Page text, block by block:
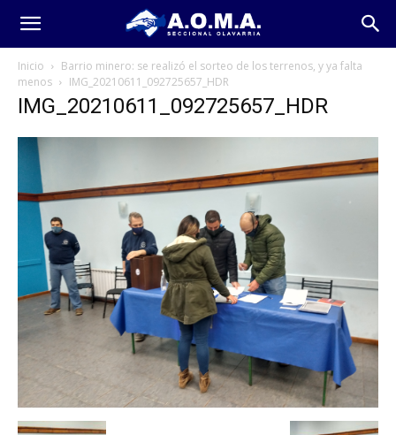
Inicio
Barrio minero: se realizó el sorteo de los terrenos, y ya falta
menos
IMG_20210611_092725657_HDR
IMG_20210611_092725657_HDR